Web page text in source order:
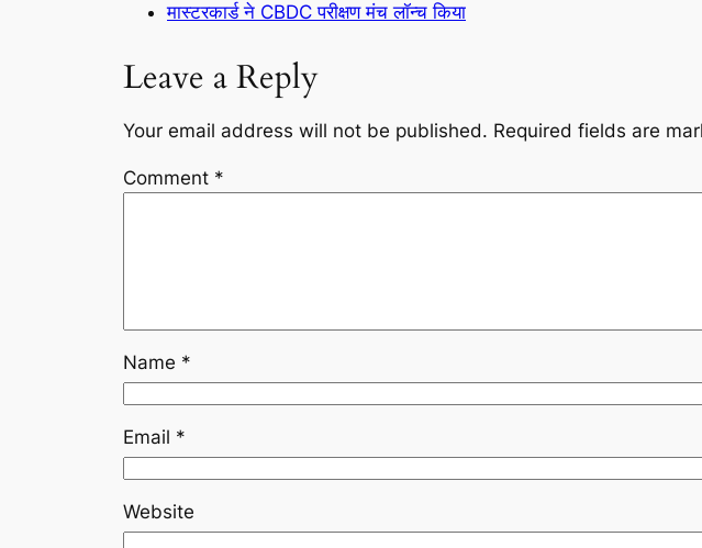
मास्टरकार्ड ने CBDC परीक्षण मंच लॉन्च किया
Leave a Reply
Your email address will not be published. Required fields are
Comment *
Name *
Email *
Website